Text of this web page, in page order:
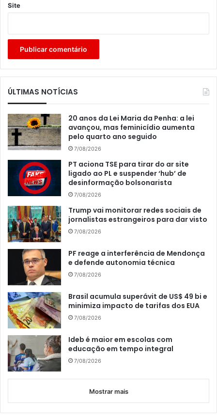
Site
ÚLTIMAS NOTÍCIAS
20 anos da Lei Maria da Penha: a lei
avançou, mas feminicídio aumenta
pelo quarto ano seguido
7/08/2026
PT aciona TSE para tirar do ar site
ligado ao PL e suspender ‘hub’ de
desinformação bolsonarista
7/08/2026
Trump vai monitorar redes sociais de
jornalistas estrangeiros para dar visto
7/08/2026
PF reage a interferência de Mendonça
e defende autonomia técnica
7/08/2026
Brasil acumula superávit de US$ 49 bi e
minimiza impacto de tarifas dos EUA
7/08/2026
Ideb é maior em escolas com
educação em tempo integral
7/08/2026
Mostrar mais